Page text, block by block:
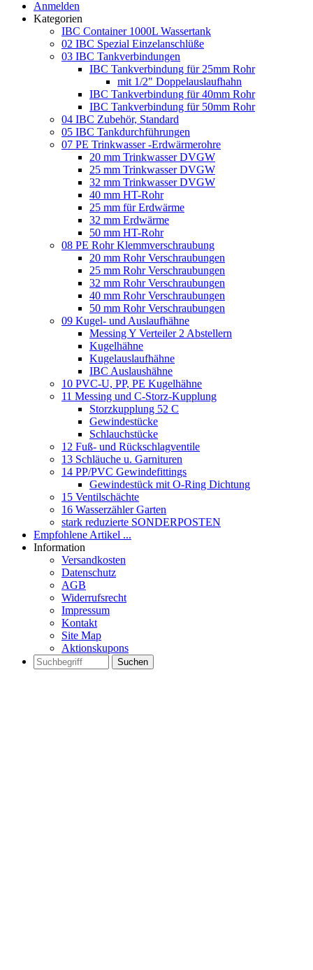
Anmelden
Kategorien
IBC Container 1000L Wassertank
02 IBC Spezial Einzelanschlüße
03 IBC Tankverbindungen
IBC Tankverbindung für 25mm Rohr
mit 1/2" Doppelauslaufhahn
IBC Tankverbindung für 40mm Rohr
IBC Tankverbindung für 50mm Rohr
04 IBC Zubehör, Standard
05 IBC Tankdurchführungen
07 PE Trinkwasser -Erdwärmerohre
20 mm Trinkwasser DVGW
25 mm Trinkwasser DVGW
32 mm Trinkwasser DVGW
40 mm HT-Rohr
25 mm für Erdwärme
32 mm Erdwärme
50 mm HT-Rohr
08 PE Rohr Klemmverschraubung
20 mm Rohr Verschraubungen
25 mm Rohr Verschraubungen
32 mm Rohr Verschraubungen
40 mm Rohr Verschraubungen
50 mm Rohr Verschraubungen
09 Kugel- und Auslaufhähne
Messing Y Verteiler 2 Abstellern
Kugelhähne
Kugelauslaufhähne
IBC Auslaushähne
10 PVC-U, PP, PE Kugelhähne
11 Messing und C-Storz-Kupplung
Storzkupplung 52 C
Gewindestücke
Schlauchstücke
12 Fuß- und Rückschlagventile
13 Schläuche u. Garnituren
14 PP/PVC Gewindefittings
Gewindestück mit O-Ring Dichtung
15 Ventilschächte
16 Wasserzähler Garten
stark reduzierte SONDERPOSTEN
Empfohlene Artikel ...
Information
Versandkosten
Datenschutz
AGB
Widerrufsrecht
Impressum
Kontakt
Site Map
Aktionskupons